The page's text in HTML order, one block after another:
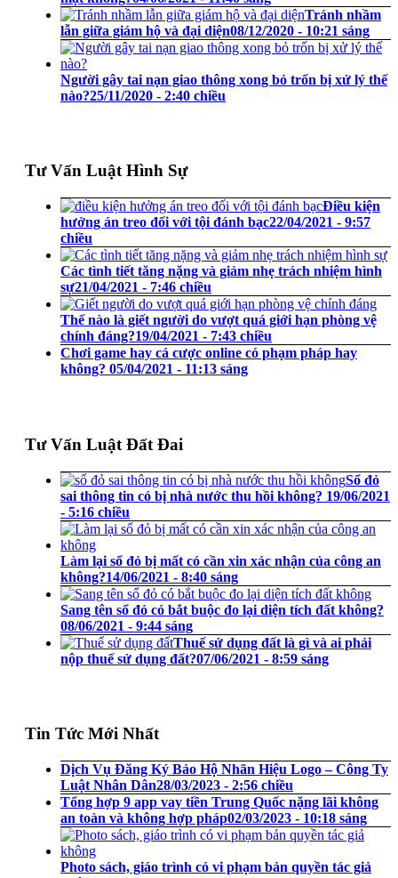
Tránh nhầm
lẫn giữa giám hộ và đại diện08/12/2020 - 10:21 sáng
Người gây tai nạn giao thông xong bỏ trốn bị xử lý thế
nào?25/11/2020 - 2:40 chiều
Tư Vấn Luật Hình Sự
Điều kiện
hưởng án treo đối với tội đánh bạc22/04/2021 - 9:57
chiều
Các tình tiết tăng nặng và giảm nhẹ trách nhiệm hình
sự21/04/2021 - 7:46 chiều
Thế nào là giết người do vượt quá giới hạn phòng vệ
chính đáng?19/04/2021 - 7:43 chiều
Chơi game hay cá cược online có phạm pháp hay
không? 05/04/2021 - 11:13 sáng
Tư Vấn Luật Đất Đai
Sổ đỏ
sai thông tin có bị nhà nước thu hồi không? 19/06/2021
- 5:16 chiều
Làm lại sổ đỏ bị mất có cần xin xác nhận của công an
không?14/06/2021 - 8:40 sáng
Sang tên sổ đỏ có bắt buộc đo lại diện tích đất không?
08/06/2021 - 9:44 sáng
Thuế sử dụng đất là gì và ai phải
nộp thuế sử dụng đất?07/06/2021 - 8:59 sáng
Tin Tức Mới Nhất
Dịch Vụ Đăng Ký Bảo Hộ Nhãn Hiệu Logo – Công Ty
Luật Nhân Dân28/03/2023 - 2:56 chiều
Tổng hợp 9 app vay tiền Trung Quốc nặng lãi không
an toàn và không hợp pháp02/03/2023 - 10:18 sáng
Photo sách, giáo trình có vi phạm bản quyền tác giả